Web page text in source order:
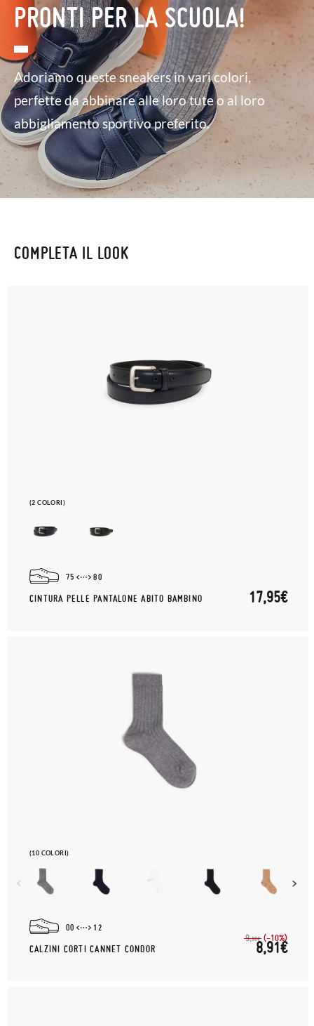
PRONTI PER LA SCUOLA!
Adoriamo queste sneakers in vari colori,
perfette da abbinare alle loro tute o al loro
abbigliamento sportivo preferito.
COMPLETA IL LOOK
(2 COLORI)
75 80
CINTURA PELLE PANTALONE ABITO BAMBINO 17,95€
(10 COLORI)
00 12
CALZINI CORTI CANNET CONDOR
9,90€ (-10%)
8,91€